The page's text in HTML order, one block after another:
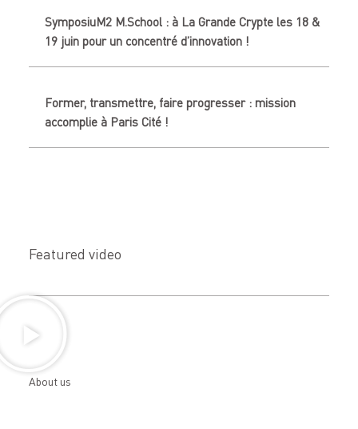
SymposiuM2 M.School : à La Grande Crypte les 18 &
19 juin pour un concentré d’innovation !
Former, transmettre, faire progresser : mission
accomplie à Paris Cité !
Featured video
About us